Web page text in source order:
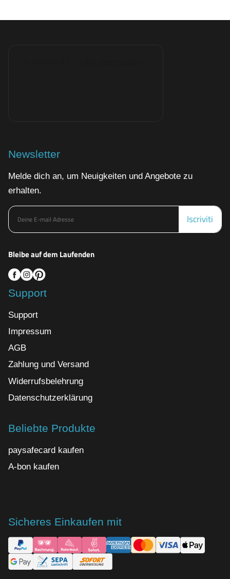
Support
Support
Impressum
AGB
Zahlung und Versand
Widerrufsbelehrung
Datenschutzerklärung
Beliebte Produkte
paysafecard kaufen
A-bon kaufen
Newsletter
Melde dich an, um Neuigkeiten und Angebote zu
erhalten.
Iscriviti
Bleibe auf dem Laufenden
Sicheres Einkaufen mit